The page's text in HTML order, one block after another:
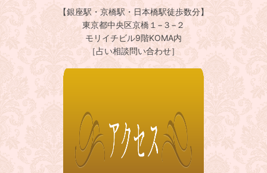
【銀座駅・京橋駅・日本橋駅徒歩数分】
東京都中央区京橋１−３−２
モリイチビル9階KOMA内
［占い相談問い合わせ］